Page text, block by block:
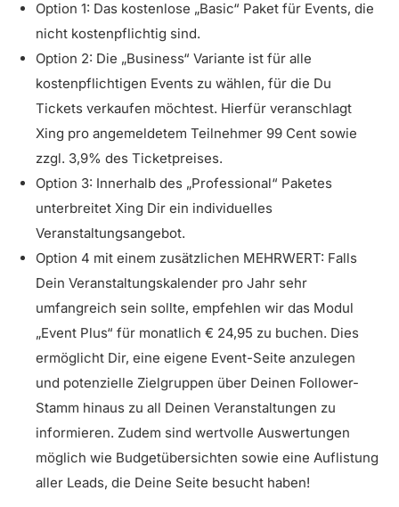
Option 1: Das kostenlose „Basic“ Paket für Events, die
nicht kostenpflichtig sind.
Option 2: Die „Business“ Variante ist für alle
kostenpflichtigen Events zu wählen, für die Du
Tickets verkaufen möchtest. Hierfür veranschlagt
Xing pro angemeldetem Teilnehmer 99 Cent sowie
zzgl. 3,9% des Ticketpreises.
Option 3: Innerhalb des „Professional“ Paketes
unterbreitet Xing Dir ein individuelles
Veranstaltungsangebot.
Option 4 mit einem zusätzlichen MEHRWERT: Falls
Dein Veranstaltungskalender pro Jahr sehr
umfangreich sein sollte, empfehlen wir das Modul
„Event Plus“ für monatlich € 24,95 zu buchen. Dies
ermöglicht Dir, eine eigene Event-Seite anzulegen
und potenzielle Zielgruppen über Deinen Follower-
Stamm hinaus zu all Deinen Veranstaltungen zu
informieren. Zudem sind wertvolle Auswertungen
möglich wie Budgetübersichten sowie eine Auflistung
aller Leads, die Deine Seite besucht haben!